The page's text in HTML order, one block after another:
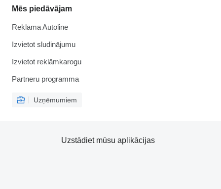
Mēs piedāvājam
Reklāma Autoline
Izvietot sludinājumu
Izvietot reklāmkarogu
Partneru programma
Uzņēmumiem
Uzstādiet mūsu aplikācijas